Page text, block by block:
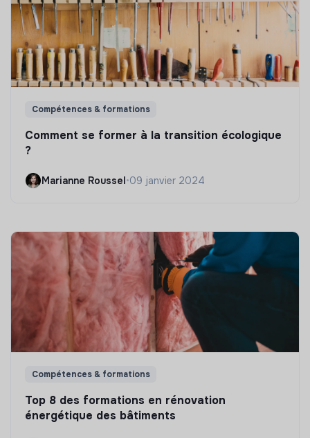
Compétences & formations
Comment se former à la transition écologique
?
Marianne Roussel•09 janvier 2024
Compétences & formations
Top 8 des formations en rénovation
énergétique des bâtiments